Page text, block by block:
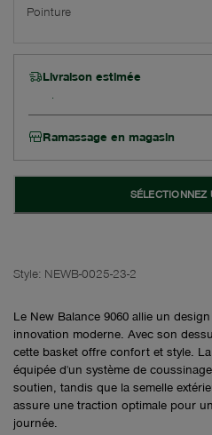
Pointure
Livraison estimée
Ramassage en magasin
SÉLECTIONNEZ
Style: NEWB-0025-23-2
Le New Balance 9060 allie un
innovation moderne. Avec son
cette basket offre confort et style.
équipée d'un système de
soutien, tandis que la semelle
assure une traction optimale pour
journée.